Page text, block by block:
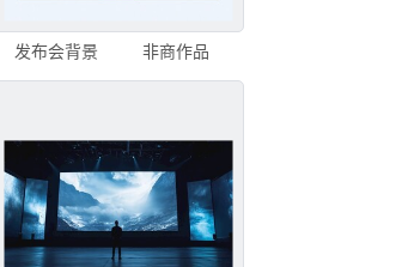
发布会背景 非商作品